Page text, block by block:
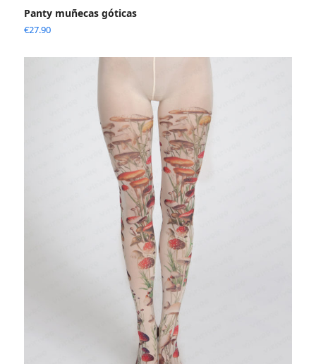
Panty muñecas góticas
€27.90